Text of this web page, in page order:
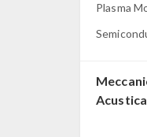
Plasma
Acustica